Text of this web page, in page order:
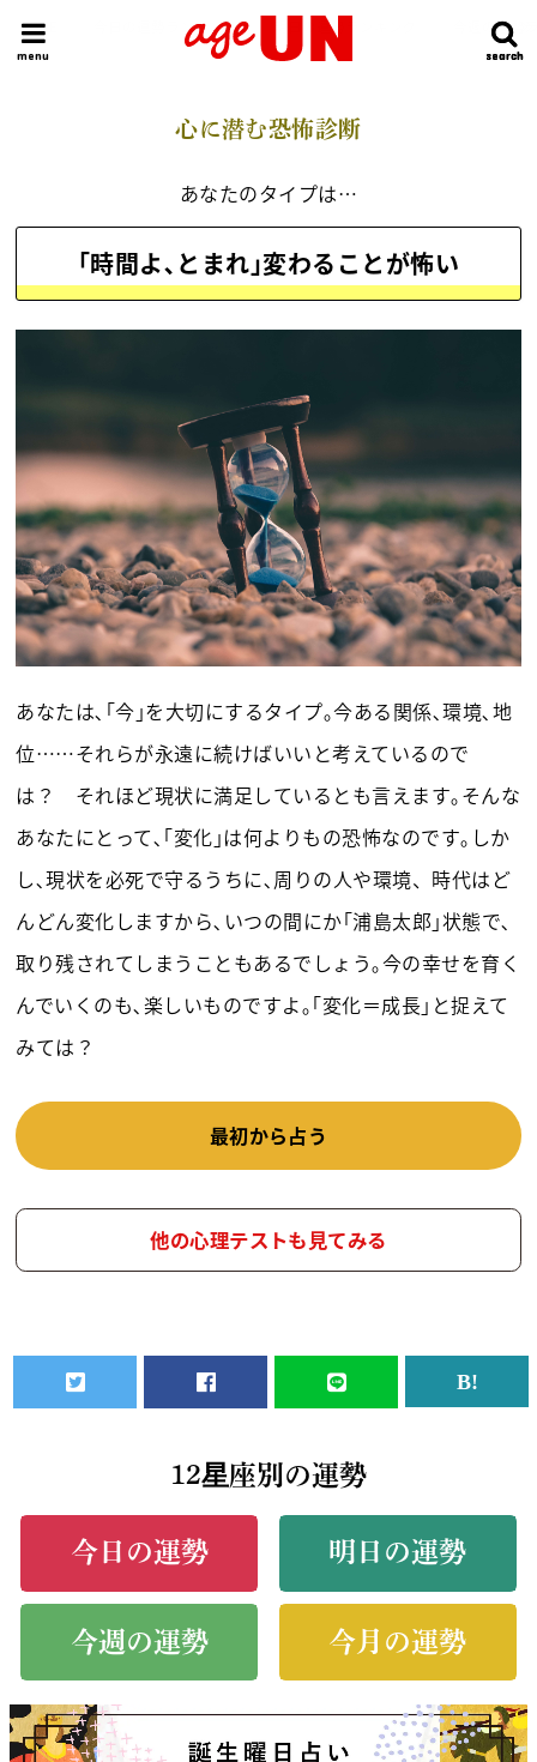
search
search
menu
HOME 今日の運勢ランキング 明日の運勢ランキング 今週の運勢
心に潜む恐怖診断
あなたのタイプは…
｢時間よ､とまれ｣変わることが怖い
あなたは､｢今｣を大切にするタイプ｡今ある関係､環境､地
位……それらが永遠に続けばいいと考えているので
は？ それほど現状に満足しているとも言えます｡そんな
あなたにとって､｢変化｣は何よりもの恐怖なのです｡しか
し､現状を必死で守るうちに､周りの人や環境、時代はど
んどん変化しますから､いつの間にか｢浦島太郎｣状態で､
取り残されてしまうこともあるでしょう｡今の幸せを育く
んでいくのも､楽しいものですよ｡｢変化＝成長｣と捉えて
みては？
最初から占う
他の心理テストも見てみる
12星座別の運勢
今日の運勢 明日の運勢
今週の運勢 今月の運勢